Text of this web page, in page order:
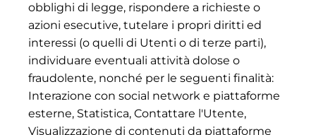
obblighi di legge, rispondere a richieste o
azioni esecutive, tutelare i propri diritti ed
interessi (o quelli di Utenti o di terze parti),
individuare eventuali attività dolose o
fraudolente, nonché per le seguenti finalità:
Interazione con social network e piattaforme
esterne, Statistica, Contattare l'Utente,
Visualizzazione di contenuti da piattaforme